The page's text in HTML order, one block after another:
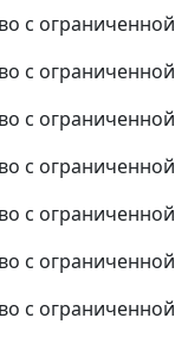
с
с
с
с
с
с
с